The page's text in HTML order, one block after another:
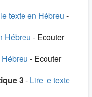
texte en Hébreu -
Hébreu - Ecouter
- Ecouter
3- Lire le texte